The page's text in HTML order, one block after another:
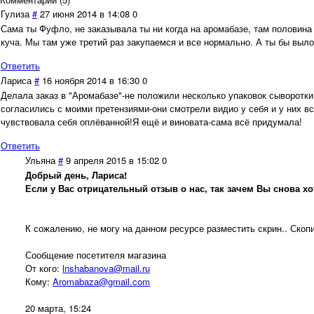
Гулиза# 27 июня 2014 в 14:08 0
Сама ты Фуфло, не заказывала ты ни когда на аромабазе, там
куча. Мы там уже третий раз закупаемся и все нормально. А ты бы
Ответить
Лариса# 16 ноября 2014 в 16:30 0
Делала заказ в "Аромабазе"-не положили несколько упаковок
согласились с моими претензиями-они смотрели видио у себя и у
чувствовала себя оплёванной!Я ещё и виновата-сама всё придумала!
Ответить
Ульяна# 9 апреля 2015 в 15:02 0
Добрый день, Лариса!
Если у Вас отрицательный отзыв о нас, так зачем Вы снова
К сожалению, не могу на данном ресурсе разместить скрин..
Сообщение посетителя магазина
От кого: lnshabanova@mail.ru
Кому: Aromabaza@gmail.com
20 марта, 15:24